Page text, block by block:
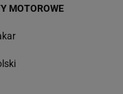
MOTOROWE